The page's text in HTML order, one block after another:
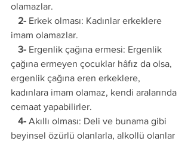
olamazlar.
   2-
Erkek olması: Kadınlar erkeklere
imam olamazlar.
   3-
Ergenlik çağına ermesi: Ergenlik
çağına ermeyen çocuklar hâfız da olsa,
ergenlik çağına eren erkeklere,
kadınlara imam olamaz, kendi aralarında
cemaat yapabilirler.
   4-
Akıllı olması: Deli ve bunama gibi
beyinsel özürlü olanlarla, alkollü olanlar